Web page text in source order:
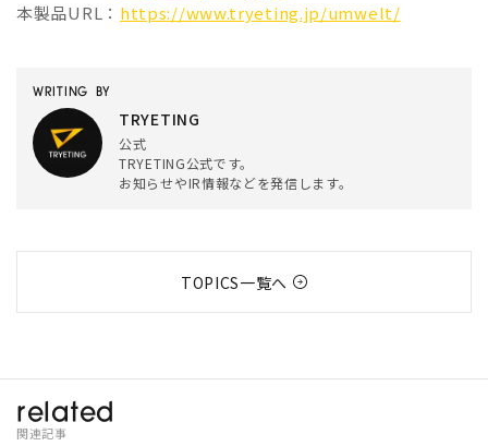
本製品URL： https://www.tryeting.jp/umwelt/
WRITING BY
TRYETING
公式
TRYETING公式です。
お知らせやIR情報などを発信します。
TOPICS一覧へ
related
関連記事